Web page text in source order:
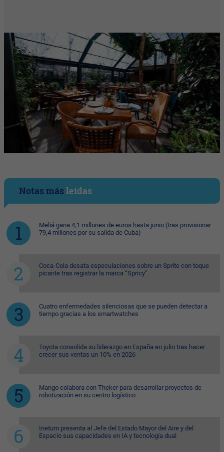
Notas másleídas
Meliá gana 4,1 millones de euros hasta junio (tras provisionar
79,4 millones por su salida de Cuba)
Coca-Cola desata especulaciones sobre un Sprite con toque
picante tras registrar la marca “Spricy”
Cuatro enfermedades silenciosas que se pueden detectar a
tiempo gracias a los smartwatches
Toyota consolida su liderazgo en España en julio tras hacer
crecer sus ventas un 10% en 2026
Mango colabora con Theker para desarrollar proyectos de
robotización en su centro logístico
Inetum presenta al Jefe del Estado Mayor del Aire y del
Espacio sus capacidades en IA y tecnología dual